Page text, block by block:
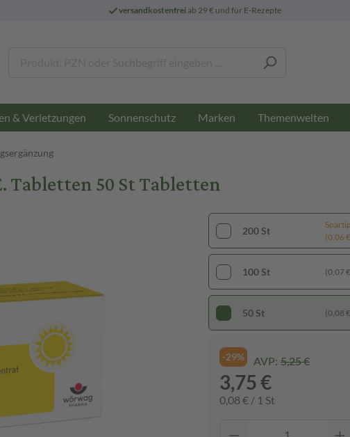
versandkostenfreiab 29 € und für E-Rezepte
& Verletzungen Sonnenschutz Marken Themenwelten
Tabletten 50 St Tabletten
200 St
(0,06
100 St (0,07
50 St (0,08
-29% AVP: 5,25 €
3,75 €
0,08 € / 1 St